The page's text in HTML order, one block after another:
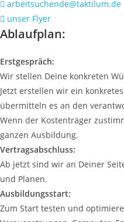
arbeitsuchende@taktilum.de
unser Flyer
Ablaufplan:
Erstgespräch:
Wir stellen Deine konkreten
Jetzt erstellen wir ein
übermitteln es an den
Wenn der Kostenträger
ganzen Ausbildung.
Vertragsabschluss:
Ab jetzt sind wir an Deiner
und Planen.
Ausbildungsstart:
Zum Start testen und